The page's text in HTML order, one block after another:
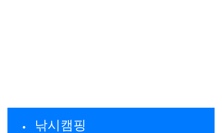
낚시캠핑